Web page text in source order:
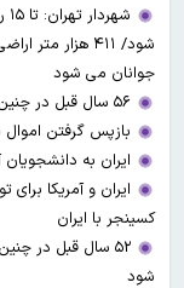
شود/ ۴۱۱ هزار
جوانان می شود
۵۶ سال قبل در چنین روزی؛ کفش ملی ایران به شوروی صادر شد
بازپس گرفتن
ایران به
ایران و آمریکا
کسینجر با ایران
۵۲ سال قبل در
شود